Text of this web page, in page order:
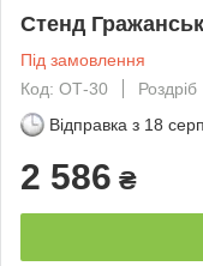
Стенд
Під замовлення
Код: ОТ-30
Роздріб
Відправка з 18
2 586 ₴